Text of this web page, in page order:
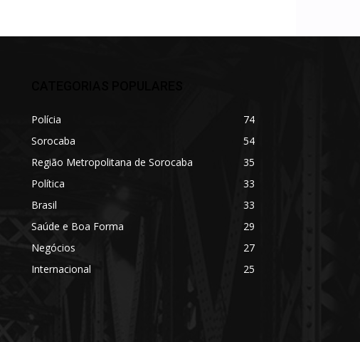
Polícia
74
Sorocaba
54
Região Metropolitana de Sorocaba
35
Política
33
Brasil
33
Saúde e Boa Forma
29
Negócios
27
Internacional
25